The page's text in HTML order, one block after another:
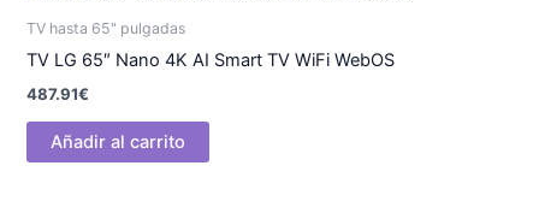
TV hasta 65" pulgadas
TV LG 65″ Nano 4K AI Smart TV WiFi WebOS
487.91€
Añadir al carrito